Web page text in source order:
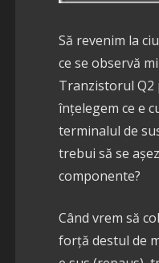
Să revenim la
ce se observă
Tranzistorul Q2
înțelegem ce e
terminalul de
trebui să se
componente?
Când vrem să
forță destul de